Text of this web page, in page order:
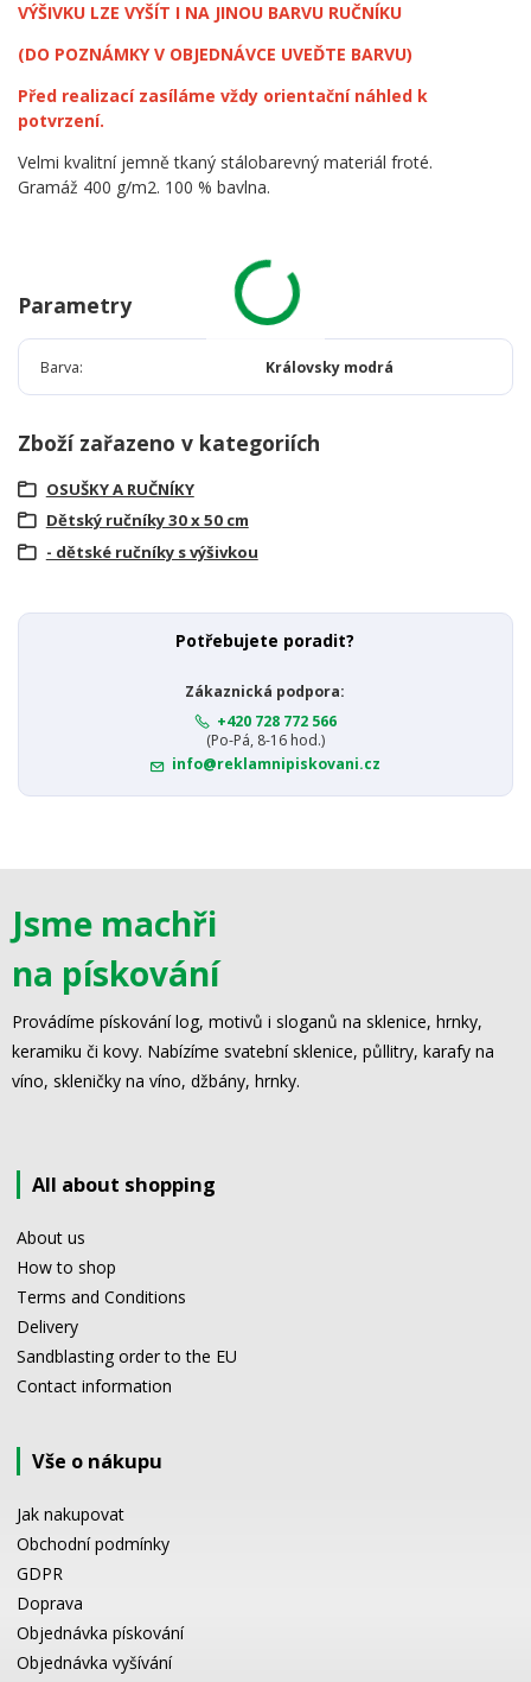
VÝŠIVKU LZE VYŠÍT I NA JINOU BARVU RUČNÍKU
(DO POZNÁMKY V OBJEDNÁVCE UVEĎTE BARVU)
Před realizací zasíláme vždy orientační náhled k
potvrzení.
Velmi kvalitní jemně tkaný stálobarevný materiál froté.
Gramáž 400 g/m2. 100 % bavlna.
Parametry
Barva Královsky modrá
Zboží zařazeno v kategoriích
OSUŠKY A RUČNÍKY
Dětský ručníky 30 x 50 cm
- dětské ručníky s výšivkou
Potřebujete poradit?
Zákaznická podpora:
+420 728 772 566
(Po-Pá, 8-16 hod.)
info@reklamnipiskovani.cz
Jsme machři
na pískování
Provádíme pískování log, motivů i sloganů na sklenice, hrnky,
keramiku či kovy. Nabízíme svatební sklenice, půllitry, karafy na
víno, skleničky na víno, džbány, hrnky.
All about shopping
About us
How to shop
Terms and Conditions
Delivery
Sandblasting order to the EU
Contact information
Vše o nákupu
Jak nakupovat
Obchodní podmínky
GDPR
Doprava
Objednávka pískování
Objednávka vyšívání